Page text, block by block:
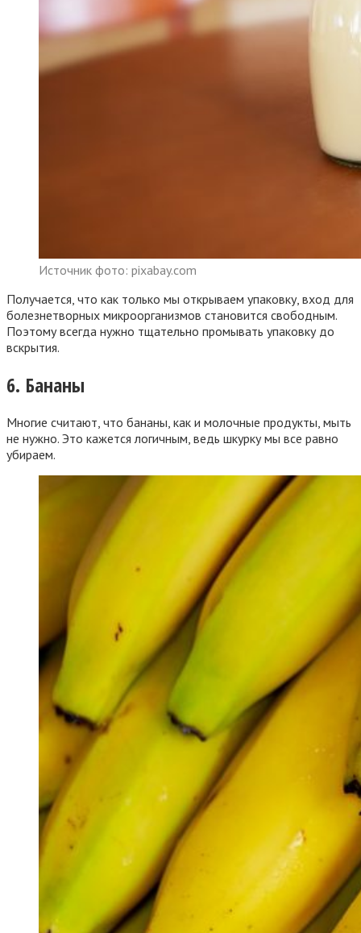
Источник фото: pixabay.com
Получается, что как только мы открываем упаковку, вход для
болезнетворных микроорганизмов становится свободным.
Поэтому всегда нужно тщательно промывать упаковку до
вскрытия.
6. Бананы
Многие считают, что бананы, как и молочные продукты, мыть
не нужно. Это кажется логичным, ведь шкурку мы все равно
убираем.